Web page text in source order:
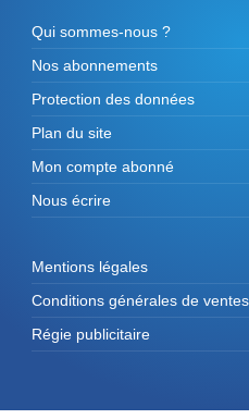
Qui sommes-nous ?
Nos abonnements
Protection des données
Plan du site
Mon compte abonné
Nous écrire
Mentions légales
Conditions générales de ventes
Régie publicitaire